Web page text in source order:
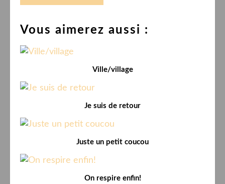
Vous aimerez aussi :
Ville/village
Je suis de retour
Juste un petit coucou
On respire enfin!